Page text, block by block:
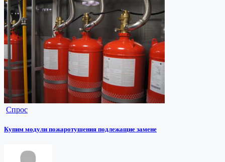
Спрос
Купим модули пожаротушения подлежащие замене